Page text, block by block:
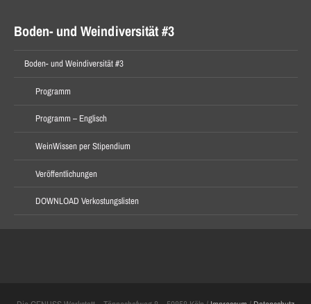
Boden- und Weindiversität #3
Boden- und Weindiversität #3
Programm
Programm – Englisch
WeinWissen per Stipendium
Veröffentlichungen
DOWNLOAD Verkostungslisten